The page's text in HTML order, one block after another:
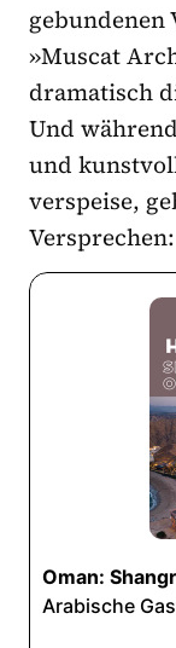
gebundenen
»Muscat
dramatisch
Und
und
verspeise,